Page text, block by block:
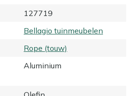
127719
Bellagio tuinmeubelen
Rope (touw)
Aluminium